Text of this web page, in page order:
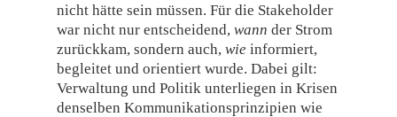
nicht hätte sein müssen. Für die Stakeholder
war nicht nur entscheidend,wann der Strom
zurückkam, sondern auch,wie informiert,
begleitet und orientiert wurde. Dabei gilt:
Verwaltung und Politik unterliegen in Krisen
denselben Kommunikationsprinzipien wie